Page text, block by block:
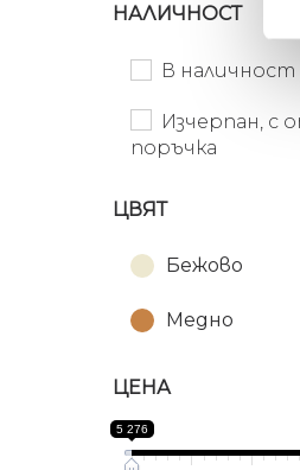
НАЛИЧНОСТ
В наличност
Изчерпан, с
поръчка
ЦВЯТ
Бежово
Медно
ЦЕНА
5 276